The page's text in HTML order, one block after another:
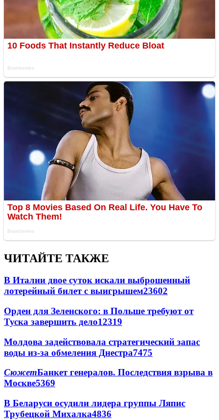
ЧИТАЙТЕ ТАКЖЕ
В Италии двое суток искали выброшенный
лотерейный билет с выигрышем23602
Орден для Зеленского: в Польше требуют от
Туска завершить дело12319
Молдова задействовала стратегический запас
воды из-за обмеления Днестра7475
СюжетБанкет генералов. Последствия взрыва в
Москве5369
В Беларуси осудили лидера группы Ляпис
Трубецкой Михалка4836